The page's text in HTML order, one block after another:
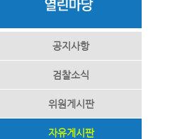
공지사항
검찰소식
위원게시판
자유게시판